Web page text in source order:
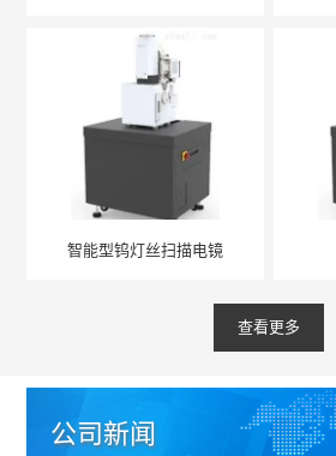
智能型钨灯丝扫描电镜
查看更多
公司新闻